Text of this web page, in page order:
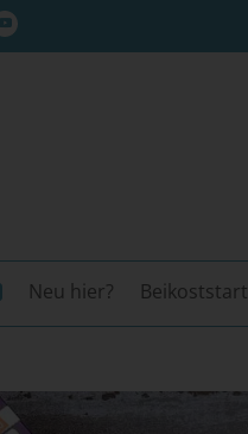
Neu hier? Beikoststart